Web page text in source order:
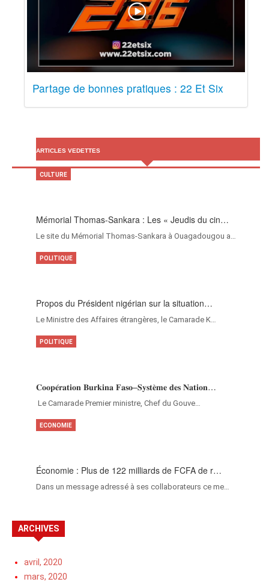
Partage de bonnes pratiques : 22 Et Six
ARTICLES VEDETTES
Mémorial Thomas-Sankara : Les « Jeudis du cin…
Le site du Mémorial Thomas-Sankara à Ouagadougou a…
CULTURE
Propos du Président nigérian sur la situation…
Le Ministre des Affaires étrangères, le Camarade K…
POLITIQUE
𝐂𝐨𝐨𝐩𝐞́𝐫𝐚𝐭𝐢𝐨𝐧 𝐁𝐮𝐫𝐤𝐢𝐧𝐚 𝐅𝐚𝐬𝐨–𝐒𝐲𝐬𝐭𝐞̀𝐦𝐞 𝐝𝐞𝐬 𝐍𝐚𝐭𝐢𝐨𝐧…
‎Le Camarade Premier ministre, Chef du Gouve…
POLITIQUE
Économie : Plus de 122 milliards de FCFA de r…
Dans un message adressé à ses collaborateurs ce me…
ECONOMIE
ARCHIVES
avril, 2020
mars, 2020